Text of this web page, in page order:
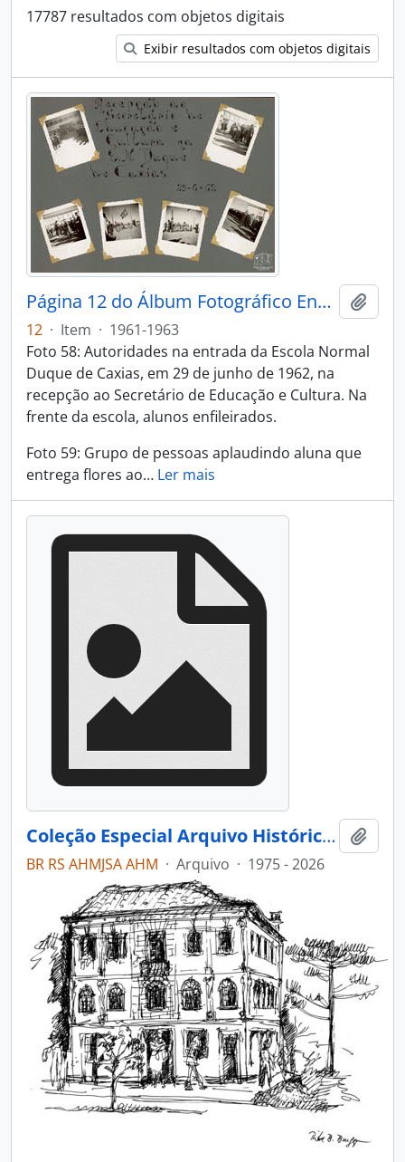
17787 resultados com objetos digitais
Exibir resultados com objetos digitais
Página 12 do Álbum Fotográfico Ensino Municipal de Caxias do Sul 1961-1963
12 · Item · 1961-1963
Foto 58: Autoridades na entrada da Escola Normal
Duque de Caxias, em 29 de junho de 1962, na
recepção ao Secretário de Educação e Cultura. Na
frente da escola, alunos enfileirados.
Foto 59: Grupo de pessoas aplaudindo aluna que
entrega flores ao… Ler mais
Coleção Especial Arquivo Histórico Municipal João Spadari Adami
BR RS AHMJSA AHM · Arquivo · 1975 - 2026